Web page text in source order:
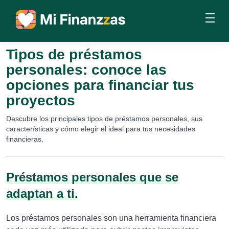
Tipos de préstamos
personales: conoce las
opciones para financiar tus
proyectos
Descubre los principales tipos de préstamos personales, sus
características y cómo elegir el ideal para tus necesidades
financieras.
Préstamos personales que se
adaptan a ti.
Los préstamos personales son una herramienta financiera